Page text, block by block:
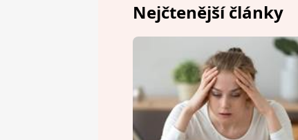
Nejčtenější články